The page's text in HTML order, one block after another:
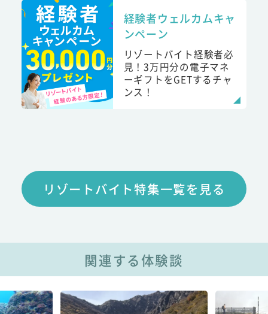
経験者ウェルカムキャ
ンペーン
リゾートバイト経験者必
見！3万円分の電子マネ
ーギフトをGETするチャ
ンス！
リゾートバイト特集一覧を見る
関連する体験談